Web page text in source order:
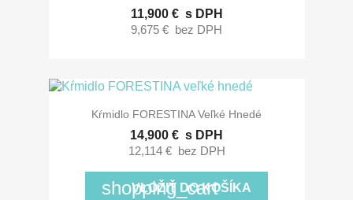
11,900 € s DPH
9,675 € bez DPH
Kŕmidlo FORESTINA Veľké Hnedé
14,900 € s DPH
12,114 € bez DPH
shopping_cart
VLOŽIŤ DO KOŠÍKA